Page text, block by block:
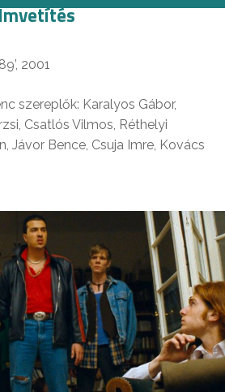
2001
szereplők: Karalyos Gábor,
Csatlós Vilmos, Réthelyi
Jávor Bence, Csuja Imre, Kovács